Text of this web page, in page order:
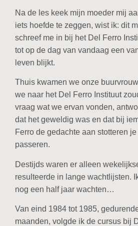
Na de les keek mijn moeder mij
iets hoefde te zeggen, wist ik: dit
schreef me in bij het Del Ferro
tot op de dag van vandaag een
leven blijkt.
Thuis kwamen we onze
we naar het Del Ferro Instituut
vraag wat we ervan vonden,
dat het geweldig was en dat bij
Ferro de gedachte aan stotteren
passeren.
Destijds waren er alleen
resulteerde in lange wachtlijsten.
nog een half jaar wachten…
Van eind 1984 tot 1985,
maanden, volgde ik de cursus bij